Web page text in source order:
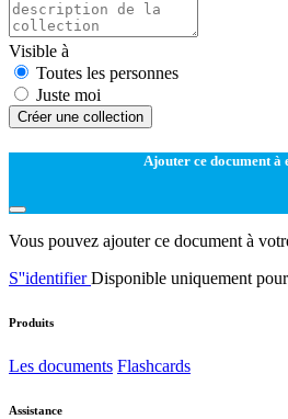
Visible à
Toutes les personnes
Juste moi
Créer une collection
Ajouter ce document à
Vous pouvez ajouter ce document à
S''identifierDisponible uniquement
Produits
Les documents Flashcards
Assistance